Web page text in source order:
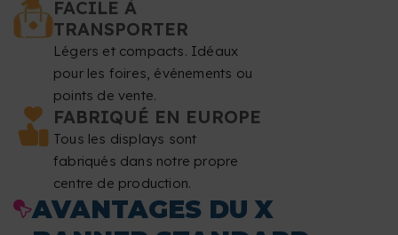
Format de fichier: PDF à l'échelle 1:1 sans mot de
passe.
Typographie: les polices doivent être incorporées ou
vectorisées.
Taille de police minimale: 60 pt.
Épaisseur de ligne minimale : 5,6 points 2 mm.
FACILE À
TRANSPORTER
Légers et compacts. Idéaux
pour les foires, événements ou
points de vente.
FABRIQUÉ EN EUROPE
Tous les displays sont
fabriqués dans notre propre
centre de production.
AVANTAGES DU X